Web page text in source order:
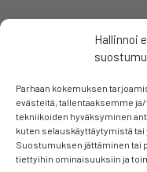
Hallinnoi
Parhaan kokemuksen
evästeitä, tallentaaksemme
tekniikoiden hyväksyminen
kuten selauskäyttäytymistä
Suostumuksen jättäminen tai
tiettyihin ominaisuuksiin ja